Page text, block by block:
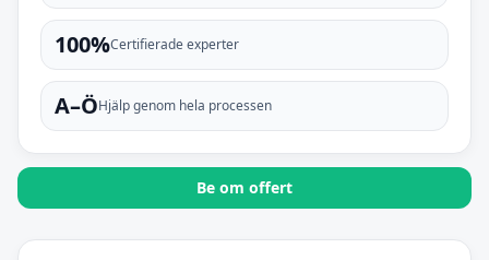
100%Certifierade experter
A–ÖHjälp genom hela processen
Be om offert